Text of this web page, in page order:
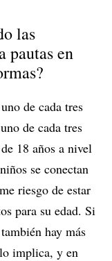
las
pautas en
de cada tres
de cada tres
18 años a nivel
se conectan
riesgo de estar
para su edad. Si
hay más
implica, y en